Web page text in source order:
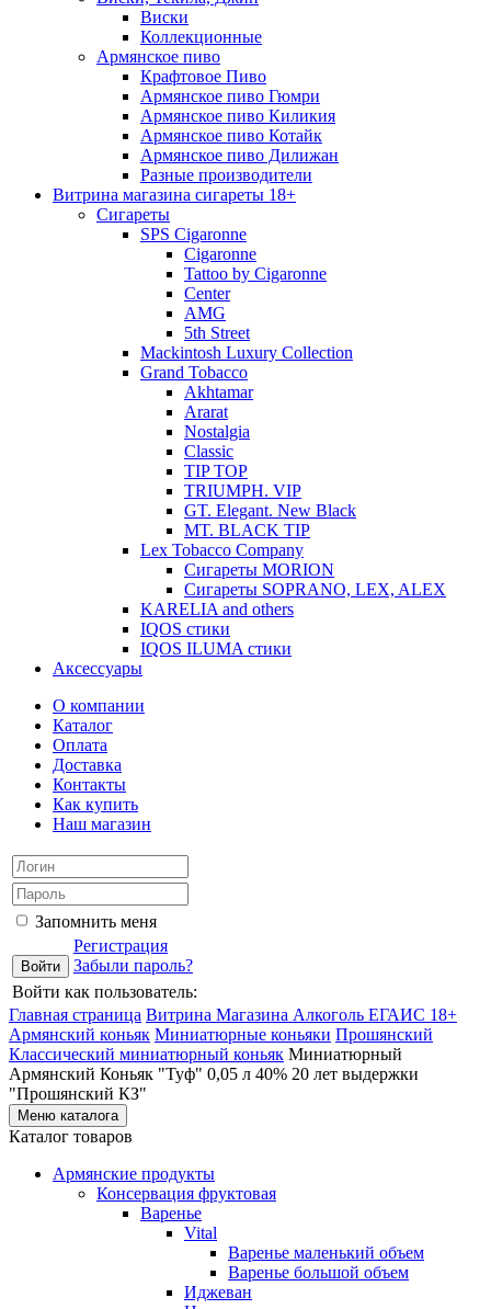
Виски
Коллекционные
Армянское пиво
Крафтовое Пиво
Армянское пиво Гюмри
Армянское пиво Киликия
Армянское пиво Котайк
Армянское пиво Дилижан
Разные производители
Витрина магазина сигареты 18+
Cигареты
SPS Cigaronne
Сigaronne
Tattoo by Cigaronne
Center
AMG
5th Street
Mackintosh Luxury Collection
Grand Tobacco
Akhtamar
Ararat
Nostalgia
Classic
TIP TOP
TRIUMPH. VIP
GT. Elegant. New Black
MT. BLACK TIP
Lex Tobacco Company
Сигареты MORION
Сигареты SOPRANO, LEX, ALEX
KARELIA and others
IQOS стики
IQOS ILUMA стики
Аксессуары
О компании
Каталог
Оплата
Доставка
Контакты
Как купить
Наш магазин
Запомнить меня
Регистрация
Забыли пароль?
Войти как пользователь:
Главная страница Витрина Магазина Алкоголь ЕГАИС 18+
Армянский коньяк Миниатюрные коньяки Прошянский
Классический миниатюрный коньяк Миниатюрный
Армянский Коньяк "Туф" 0,05 л 40% 20 лет выдержки
"Прошянский КЗ"
Меню каталога
Каталог товаров
Армянские продукты
Консервация фруктовая
Варенье
Vital
Варенье маленький объем
Варенье большой объем
Иджеван